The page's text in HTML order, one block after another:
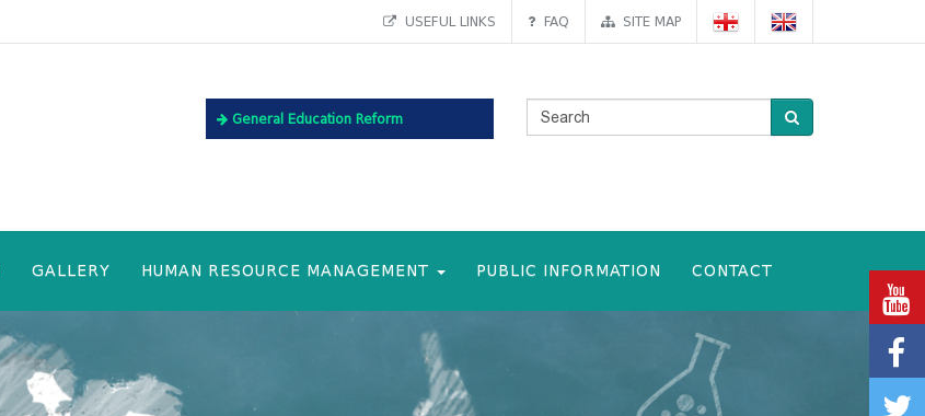
USEFUL LINKS FAQ SITE MAP
General Education Reform
GALLERY HUMAN RESOURCE MANAGEMENT PUBLIC INFORMATION CONTACT